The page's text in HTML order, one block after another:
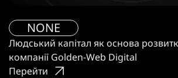
NONE
Людський капітал як основа
компанії Golden-Web Digital
Перейти